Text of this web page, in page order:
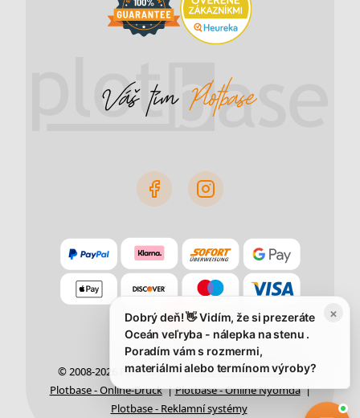
© 2008-2026 Plotbase.sk |Obchodné podmienky|
Plotbase - Online-Druck|Plotbase - Online Nyomda|
Plotbase - Reklamní systémy
×
Dobrý deň! 👋 Vidím, že si prezeráte
Oceán veľryba - nálepka na stenu .
Poradím vám s rozmermi,
materiálmi alebo termínom výroby?